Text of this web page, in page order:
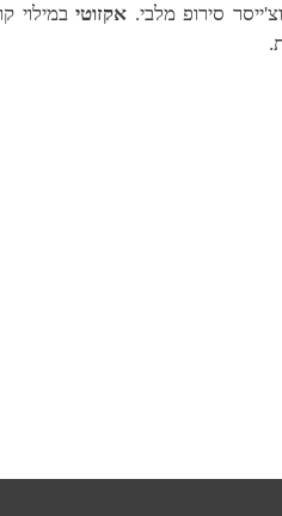
סירופ מלבי. אקזוטיבמילוי